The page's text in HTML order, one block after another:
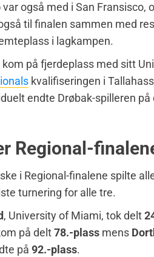
var også med i San Fransisco,
til finalen sammen med
i lagkampen.
kom på fjerdeplass med sitt
kvalifiseringen i
endte Drøbak-spilleren på
Regional-
i Regional-finalene spilte
turnering for alle tre.
, University of Miami, tok delt
på delt78.-plass mens
på 92.-plass.